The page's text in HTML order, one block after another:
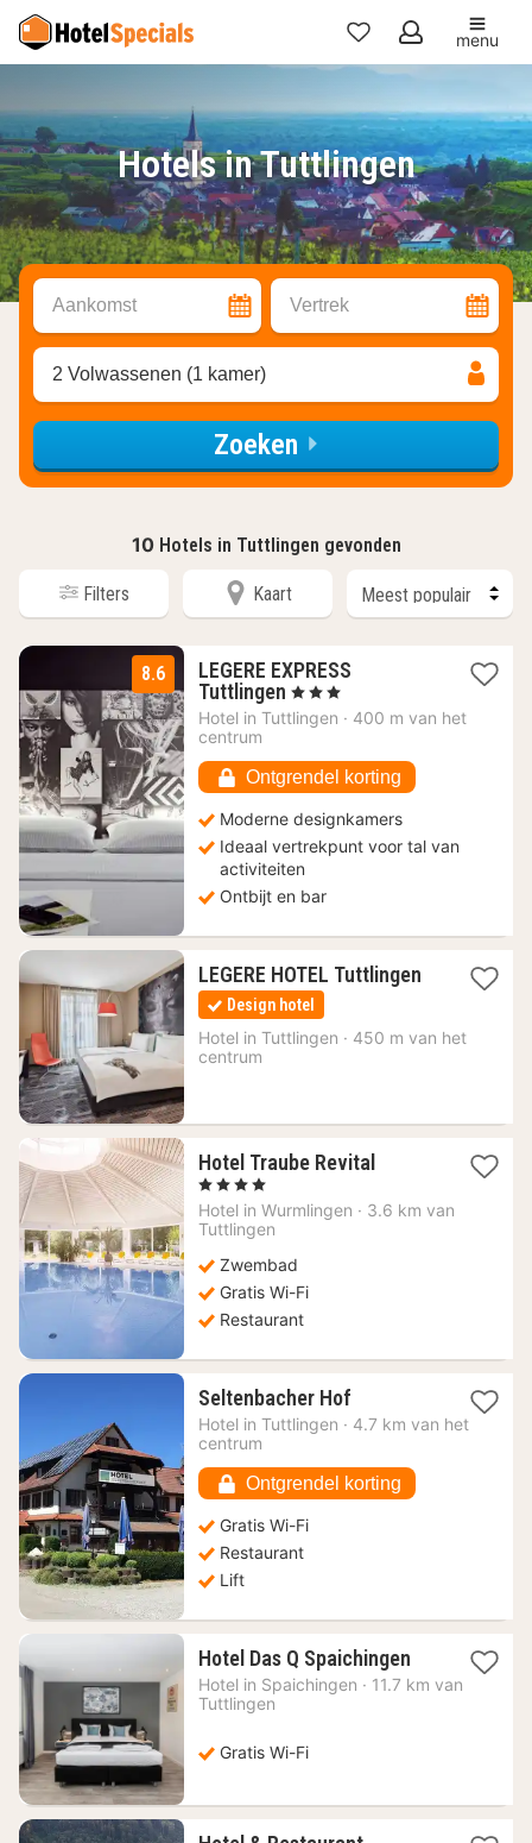
Mijn
menu
Hotels in Tuttlingen
Aankomst Vertrek
2 Volwassenen (1 kamer)
Zoeken
10 Hotels in Tuttlingen gevonden
Filters Kaart
8.6
LEGERE EXPRESS
Tuttlingen 1
nacht
vanaf
€
, 3 Sterren
Hotel in Tuttlingen · 400 m van het
centrum
Ontgrendel korting
Moderne designkamers
Ideaal vertrekpunt voor tal van
activiteiten
Ontbijt en bar
LEGERE HOTEL Tuttlingen1
109
Design hotel
Hotel in Tuttlingen · 450 m van het
centrum
Hotel Traube Revital1
vanaf
, 4 Sterren
Hotel in Wurmlingen · 3.6 km van
Tuttlingen
Zwembad
Gratis Wi-Fi
Restaurant
Seltenbacher Hof1
nacht
€
Hotel in Tuttlingen · 4.7 km van het
centrum
Ontgrendel korting
Gratis Wi-Fi
Restaurant
Lift
Hotel Das Q Spaichingen1
nacht
Hotel in Spaichingen · 11.7 km van
Tuttlingen
Gratis Wi-Fi